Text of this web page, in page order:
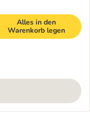
Alles in den
Warenkorb legen